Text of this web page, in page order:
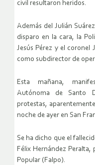
civil resultaron heridos.
Además del Julián
disparo en la cara, la
Jesús Pérez y el coronel
como subdirector de
Esta mañana,
Autónoma de Santo
protestas,
noche de ayer en San
Se ha dicho que el
Félix Hernández
Popular (Falpo).